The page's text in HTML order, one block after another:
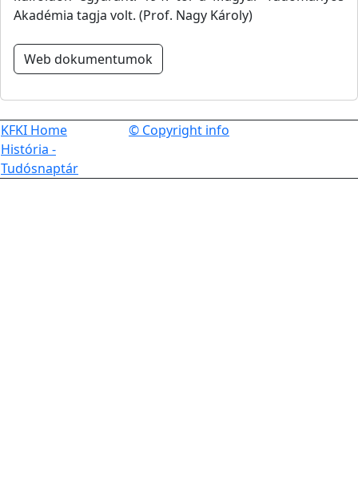
Akadémia tagja volt. (Prof. Nagy Károly)
Web dokumentumok
KFKI Home
História -
Tudósnaptár
© Copyright info